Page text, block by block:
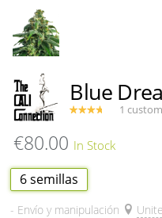
Blue
1
€80.00
6 semillas
- Envío y manipulación